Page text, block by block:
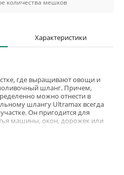
количества мешков
Характеристики
где выращивают овощи и
шланг. Причем,
можно отнести в
шлангу Ultramax всегда
Он пригодится для
машины, окон, дорожек или
защита от прямых
изготовлен из